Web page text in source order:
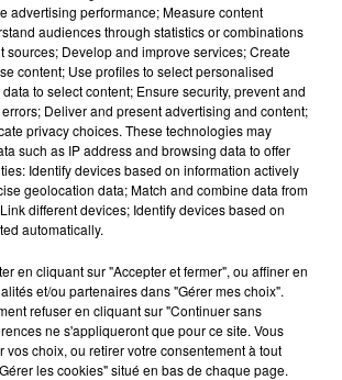
ENTRÉES POUR TOUTE LA
advertising performance; Measure content
audiences through statistics or combinations
sources; Develop and improve services; Create
content; Use profiles to select personalised
to select content; Ensure security, prevent and
Deliver and present advertising and content;
privacy choices. These technologies may
such as IP address and browsing data to offer
Identify devices based on information actively
geolocation data; Match and combine data from
different devices; Identify devices based on
automatically.
en cliquant sur "Accepter et fermer", ou affiner en
et/ou partenaires dans "Gérer mes choix".
refuser en cliquant sur "Continuer sans
ne s'appliqueront que pour ce site. Vous
vos choix, ou retirer votre consentement à tout
les cookies" situé en bas de chaque page.